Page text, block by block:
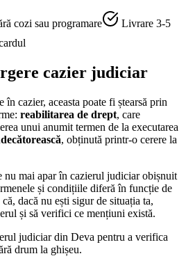
cozi sau programare
Livrare 3-5
cazier judiciar
cazier, aceasta poate fi ștearsă prin
reabilitarea de drept, care
unui anumit termen de la executarea
, obținută printr-o cerere la
nu mai apar în cazierul judiciar obișnuit
și condițiile diferă în funcție de
dacă nu ești sigur de situația ta,
și să verifici ce mențiuni există.
judiciar din Deva pentru a verifica
drum la ghișeu.